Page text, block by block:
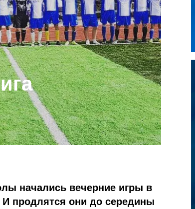
начались вечерние игры в
продлятся они до середины